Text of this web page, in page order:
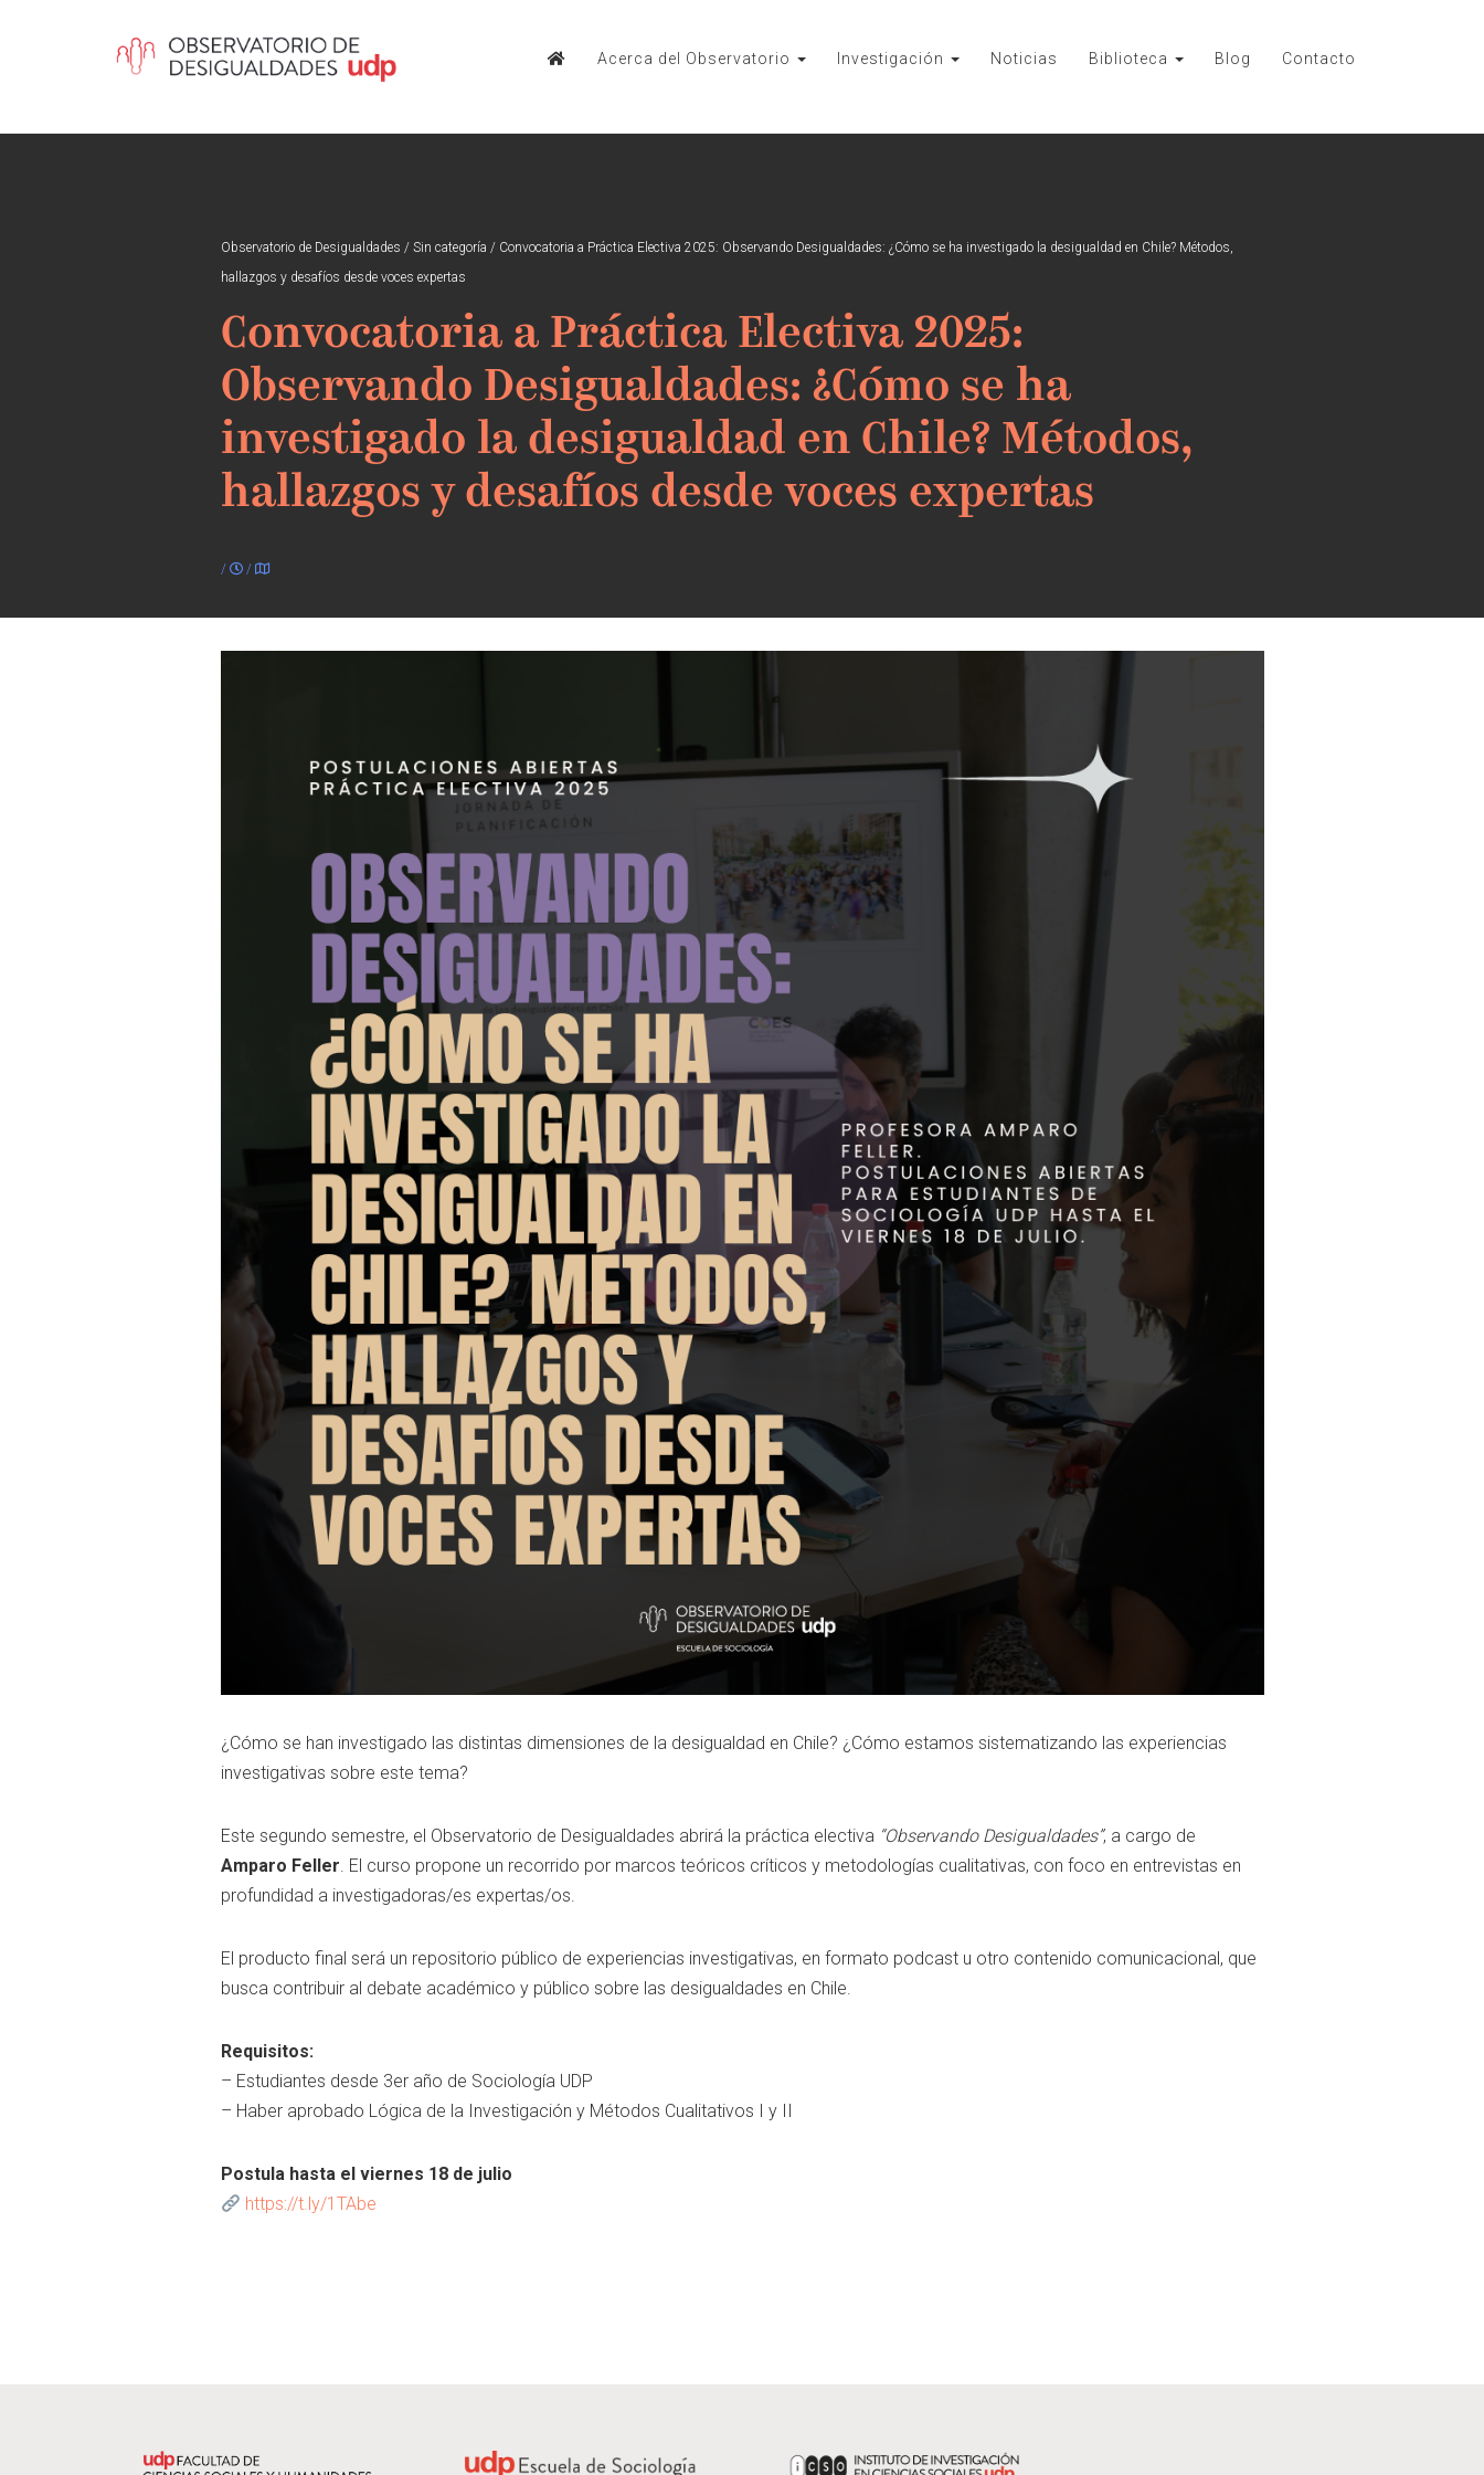
Acerca del Observatorio Investigación Noticias Biblioteca Blog Contacto
Observatorio de Desigualdades / Sin categoría / Convocatoria a Práctica Electiva 2025: Observando Desigualdades: ¿Cómo se ha investigado la desigualdad en Chile? Métodos,
hallazgos y desafíos desde voces expertas
Convocatoria a Práctica Electiva 2025:
Observando Desigualdades: ¿Cómo se ha
investigado la desigualdad en Chile? Métodos,
hallazgos y desafíos desde voces expertas
/ /
¿Cómo se han investigado las distintas dimensiones de la desigualdad en Chile? ¿Cómo estamos sistematizando las experiencias
investigativas sobre este tema?
Este segundo semestre, el Observatorio de Desigualdades abrirá la práctica electiva “Observando Desigualdades”, a cargo de
Amparo Feller. El curso propone un recorrido por marcos teóricos críticos y metodologías cualitativas, con foco en entrevistas en
profundidad a investigadoras/es expertas/os.
El producto final será un repositorio público de experiencias investigativas, en formato podcast u otro contenido comunicacional, que
busca contribuir al debate académico y público sobre las desigualdades en Chile.
Requisitos:
– Estudiantes desde 3er año de Sociología UDP
– Haber aprobado Lógica de la Investigación y Métodos Cualitativos I y II
Postula hasta el viernes 18 de julio
https://t.ly/1TAbe